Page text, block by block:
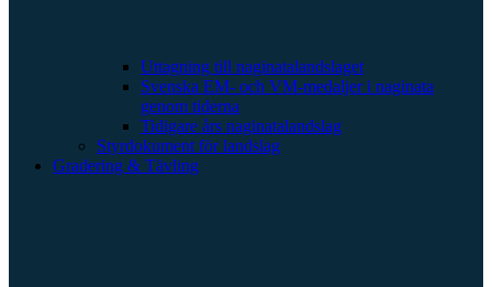
Uttagning till naginatalandslaget
Svenska EM- och VM-medaljer i naginata
genom tiderna
Tidigare års naginatalandslag
Styrdokument för landslag
Gradering & Tävling